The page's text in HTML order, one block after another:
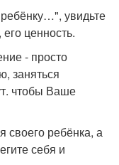
увидьте
ценность.
- просто
заняться
чтобы Ваше
ребёнка, а
себя и